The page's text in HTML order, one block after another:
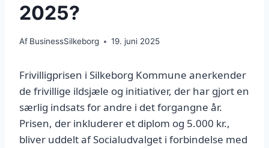
2025?
Af BusinessSilkeborg 19. juni 2025
Frivilligprisen i Silkeborg Kommune anerkender
de frivillige ildsjæle og initiativer, der har gjort en
særlig indsats for andre i det forgangne år.
Prisen, der inkluderer et diplom og 5.000 kr.,
bliver uddelt af Socialudvalget i forbindelse med